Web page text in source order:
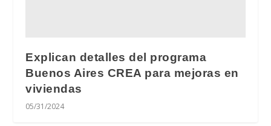
Explican detalles del programa
Buenos Aires CREA para mejoras en
viviendas
05/31/2024